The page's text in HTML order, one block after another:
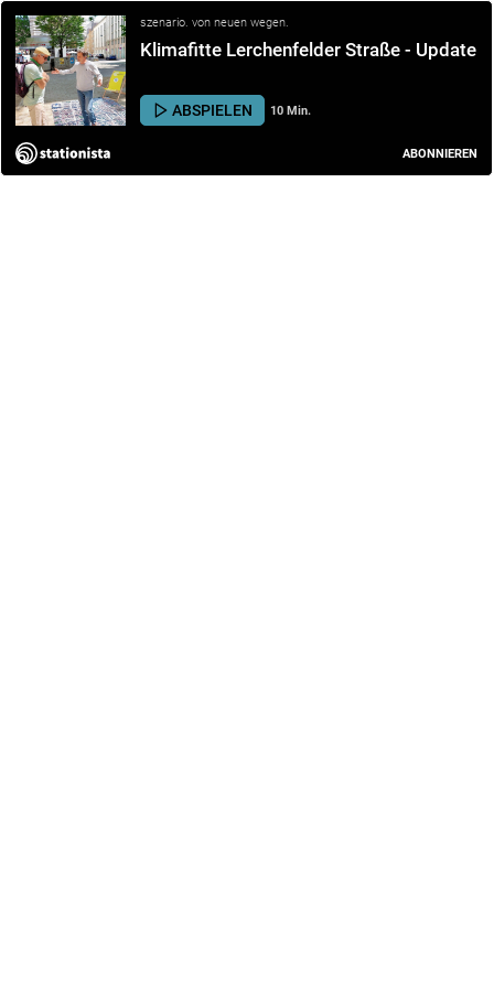
szenario. von neuen wegen.
Klimafitte Lerchenfelder Straße - Update
ABSPIELEN 10 Min.
ABONNIEREN